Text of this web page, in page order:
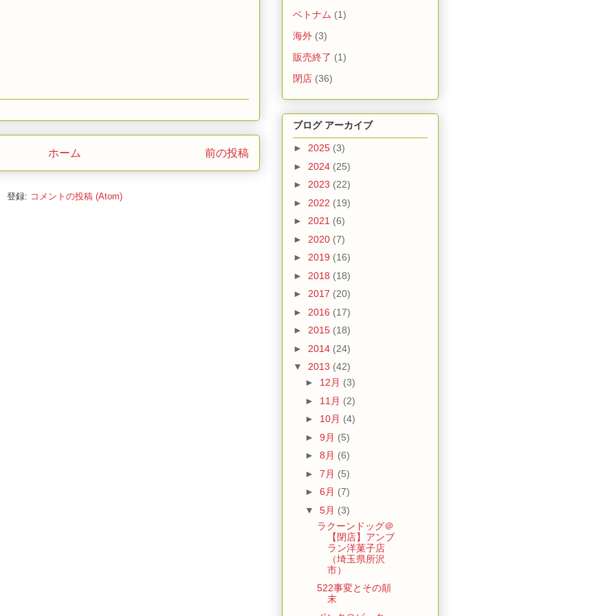
前の投稿
ホーム
登録: コメントの投稿 (Atom)
ベトナム (1)
海外 (3)
販売終了 (1)
閉店 (36)
ブログ アーカイブ
► 2025 (3)
► 2024 (25)
► 2023 (22)
► 2022 (19)
► 2021 (6)
► 2020 (7)
► 2019 (16)
► 2018 (18)
► 2017 (20)
► 2016 (17)
► 2015 (18)
► 2014 (24)
▼ 2013 (42)
► 12月 (3)
► 11月 (2)
► 10月 (4)
► 9月 (5)
► 8月 (6)
► 7月 (5)
► 6月 (7)
▼ 5月 (3)
ラクーンドッグ＠
【閉店】アンブ
ラン洋菓子店
（埼玉県所沢
市）
522事変とその顛
末